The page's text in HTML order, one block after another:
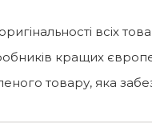
всіх
кращих
товару, яка